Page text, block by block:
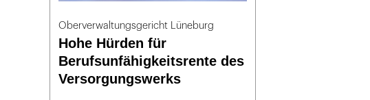
Oberverwaltungsgericht Lüneburg
Hohe Hürden für
Berufsunfähigkeitsrente des
Versorgungswerks